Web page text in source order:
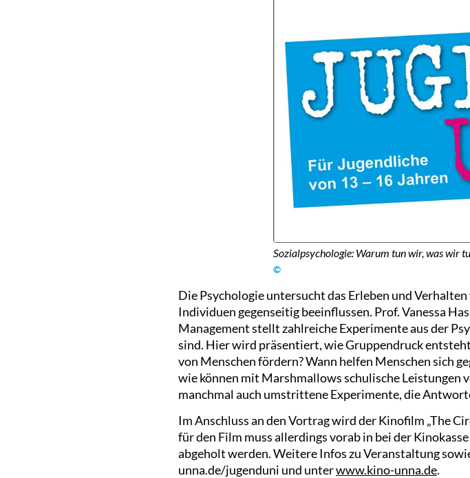
Sozialpsychologie: Warum tun wir, was wir
©
Die Psychologie untersucht das Erleben und
Individuen gegenseitig beeinflussen. Prof. Vanessa
Management stellt zahlreiche Experimente aus der
sind. Hier wird präsentiert, wie Gruppendruck
von Menschen fördern? Wann helfen Menschen sich
wie können mit Marshmallows schulische Leistungen
manchmal auch umstrittene Experimente, die
Im Anschluss an den Vortrag wird der Kinofilm „The
für den Film muss allerdings vorab in bei der
abgeholt werden. Weitere Infos zu Veranstaltung
unna.de/jugenduni und unterwww.kino-unna.de.